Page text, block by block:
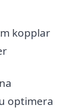
kopplar
optimera